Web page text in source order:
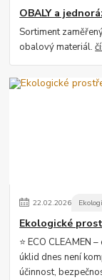
OBALY a
Sortiment
obalový materiál.
22.02.2026
Ekologické
⭐ ECO CLEAMEN
úklid dnes není
účinnost,